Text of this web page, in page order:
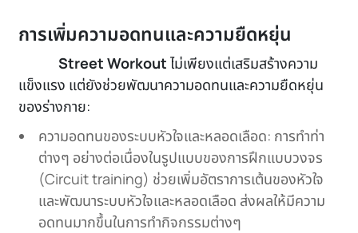
การเพิ่มความอดทนและความยืดหยุ่น
Street Workout ไม่เพียงแต่เสริมสร้างความ
แข็งแรง แต่ยังช่วยพัฒนาความอดทนและความยืดหยุ่น
ของร่างกาย:
ความอดทนของระบบหัวใจและหลอดเลือด: การทำท่า
ต่างๆ อย่างต่อเนื่องในรูปแบบของการฝึกแบบวงจร
(Circuit training) ช่วยเพิ่มอัตราการเต้นของหัวใจ
และพัฒนาระบบหัวใจและหลอดเลือด ส่งผลให้มีความ
อดทนมากขึ้นในการทำกิจกรรมต่างๆ